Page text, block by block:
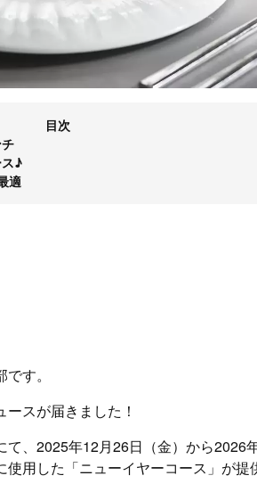
目次
♪
適
す。
スが届きました！
、2025年12月26日（金）から2026
用した「ニューイヤーコース」が提